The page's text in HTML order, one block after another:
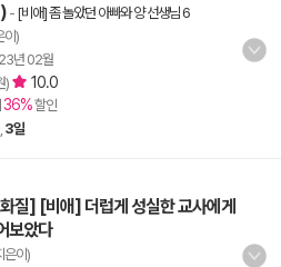
- [비애] 좀 놀았던 아빠와 양 선생님 6
이)
년 02월
) 10.0
36%할인
3일
질] [비애] 더럽게 성실한 교사에게
보았다
은이)